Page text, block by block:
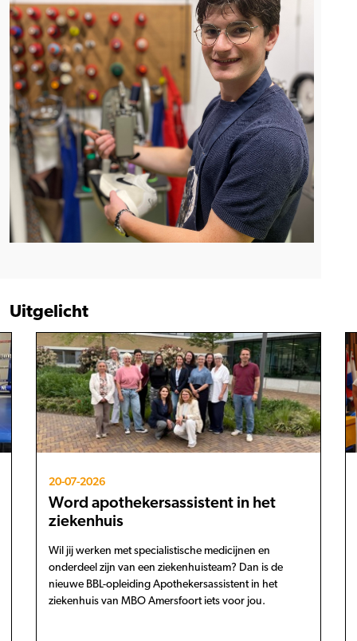
Uitgelicht
20-07-2026
Word apothekersassistent in het
ziekenhuis
Wil jij werken met specialistische medicijnen en
onderdeel zijn van een ziekenhuisteam? Dan is de
nieuwe BBL-opleiding Apothekersassistent in het
ziekenhuis van MBO Amersfoort iets voor jou.